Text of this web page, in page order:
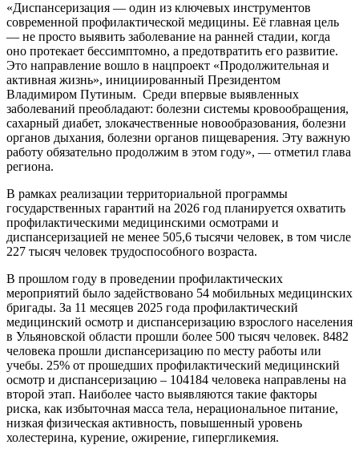
«Диспансеризация — один из ключевых инструментов
современной профилактической медицины. Её главная цель
— не просто выявить заболевание на ранней стадии, когда
оно протекает бессимптомно, а предотвратить его развитие.
Это направление вошло в нацпроект «Продолжительная и
активная жизнь», инициированный Президентом
Владимиром Путиным. Среди впервые выявленных
заболеваний преобладают: болезни системы кровообращения,
сахарный диабет, злокачественные новообразования, болезни
органов дыхания, болезни органов пищеварения. Эту важную
работу обязательно продолжим в этом году», — отметил глава
региона.
В рамках реализации территориальной программы
государственных гарантий на 2026 год планируется охватить
профилактическими медицинскими осмотрами и
диспансеризацией не менее 505,6 тысячи человек, в том числе
227 тысяч человек трудоспособного возраста.
В прошлом году в проведении профилактических
мероприятий было задействовано 54 мобильных медицинских
бригады. За 11 месяцев 2025 года профилактический
медицинский осмотр и диспансеризацию взрослого населения
в Ульяновской области прошли более 500 тысяч человек. 8482
человека прошли диспансеризацию по месту работы или
учебы. 25% от прошедших профилактический медицинский
осмотр и диспансеризацию – 104184 человека направлены на
второй этап. Наиболее часто выявляются такие факторы
риска, как избыточная масса тела, нерациональное питание,
низкая физическая активность, повышенный уровень
холестерина, курение, ожирение, гипергликемия.